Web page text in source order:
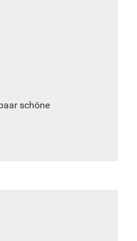
schöne